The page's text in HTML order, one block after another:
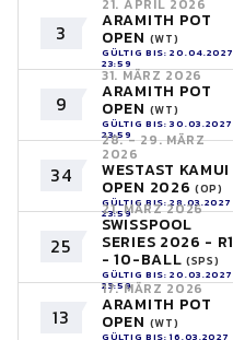
3
21. APRIL 2026
ARAMITH POT
OPEN (WT)
GÜLTIG BIS: 20.04.2027
23:59
9
31. MÄRZ 2026
ARAMITH POT
OPEN (WT)
GÜLTIG BIS: 30.03.2027
23:59
34
28. - 29. MÄRZ
2026
WESTAST KAMUI
OPEN 2026 (OP)
GÜLTIG BIS: 28.03.2027
23:59
25
21. MÄRZ 2026
SWISSPOOL
SERIES 2026 - R1
- 10-BALL (SPS)
GÜLTIG BIS: 20.03.2027
23:59
13
17. MÄRZ 2026
ARAMITH POT
OPEN (WT)